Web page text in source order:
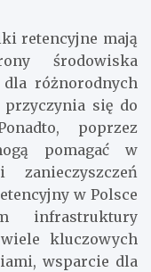
retencyjne mają
środowiska
różnorodnych
się do
poprzez
pomagać w
w Polsce
infrastruktury
kluczowych
wsparcie dla